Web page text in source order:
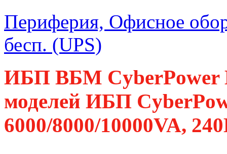
Периферия, Офисное
бесп. (UPS)
ИБП ВБМ CyberPower
моделей ИБП
6000/8000/10000VA,